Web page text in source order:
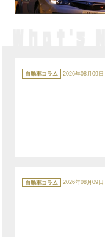
カ
テ
ゴ
自動車コラム 2026年08月09日
テ
ゴ
自動車コラム 2026年08月09日